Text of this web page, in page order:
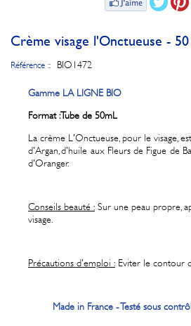
Crème visage l'Onctueuse -
Référence :: BIO1472
Gamme LA LIGNE BIO
Format : Tube de 50mL
La crème L'Onctueuse, pour le visage,
d'Argan, d'huile aux Fleurs de Figue de
d'Oranger.
Conseils beauté : Sur une peau propre,
visage.
Précautions d'emploi : Eviter le contour
Made in France - Testé sous